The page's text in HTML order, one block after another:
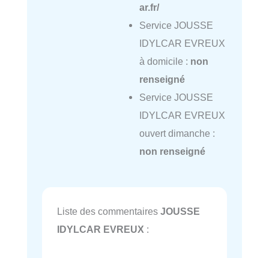
ar.fr/
Service JOUSSE
IDYLCAR EVREUX
à domicile : non
renseigné
Service JOUSSE
IDYLCAR EVREUX
ouvert dimanche :
non renseigné
Liste des commentaires JOUSSE
IDYLCAR EVREUX :